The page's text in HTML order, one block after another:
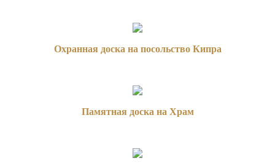
Охранная доска на посольство Кипра
Памятная доска на Храм